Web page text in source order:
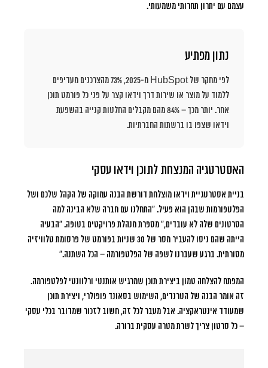
עצמם עם יתרון תחרותי משמעותי.
נתון מפתיע
לפי מחקר של HubSpot מ-2025, 73% מהצרכנים מעדיפים
ללמוד על מוצר או שירות דרך וידאו קצר על פני כל פורמט תוכן
אחר. יותר מכך – 84% מהם מקבלים החלטות קנייה בהשפעת
וידאו שצפו בו ברשתות החברתיות.
האסטרטגיה המנצחת לתוכן וידאו עסקי
בניית אסטרטגיית וידאו מוצלחת דורשת הבנה עמוקה של הקהל שלכם ושל
הפלטפורמות שבהן הוא פעיל.“התחלנו עם חברה שלא הבינה למה
הסרטונים שלה לא עובדים,”מספרת מנהלת פרויקטים בטופה.“הבעיה
הייתה שהם ניסו להעביר מסר של 30 שניות בפורמט של פרסומת טלוויזיה
מסורתית. ברגע שעברנו לשפה של הפלטפורמה – הכל השתנה.”
המפתח להצלחה טמון ביצירת תוכן שמרגיש אותנטי ורלוונטי לפלטפורמה.
זה אומר הבנה של הטרנדים, השימוש בסאונד פופולרי, ויצירת תוכן
שמעודד אינטראקציה. אבל מעבר לכל זה, חשוב לזכור שמדובר בכלי עסקי
– כל סרטון צריך לשרת מטרה עסקית ברורה.